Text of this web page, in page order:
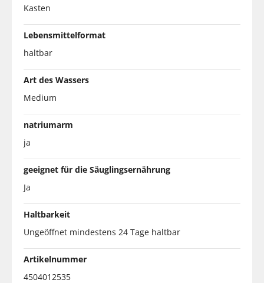
Kasten
Lebensmittelformat
haltbar
Art des Wassers
Medium
natriumarm
ja
geeignet für die Säuglingsernährung
Ja
Haltbarkeit
Ungeöffnet mindestens 24 Tage haltbar
Artikelnummer
4504012535